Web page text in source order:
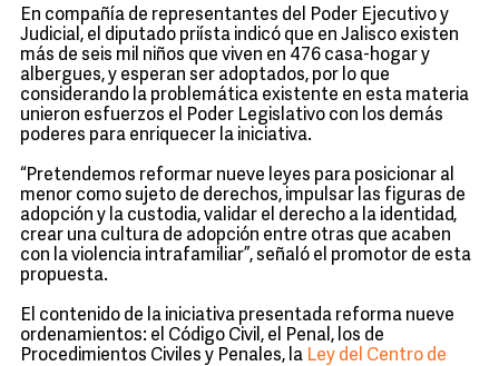
En compañía de representantes del Poder Ejecutivo y
Judicial, el diputado priísta indicó que en Jalisco existen
más de seis mil niños que viven en 476 casa-hogar y
albergues, y esperan ser adoptados, por lo que
considerando la problemática existente en esta materia
unieron esfuerzos el Poder Legislativo con los demás
poderes para enriquecer la iniciativa.
“Pretendemos reformar nueve leyes para posicionar al
menor como sujeto de derechos, impulsar las figuras de
adopción y la custodia, validar el derecho a la identidad,
crear una cultura de adopción entre otras que acaben
con la violencia intrafamiliar”, señaló el promotor de esta
propuesta.
El contenido de la iniciativa presentada reforma nueve
ordenamientos: el Código Civil, el Penal, los de
Procedimientos Civiles y Penales, la Ley del Centro de